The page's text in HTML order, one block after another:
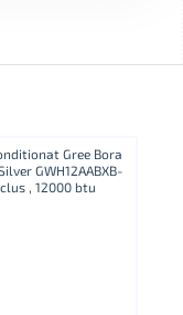
Gree Bora
GWH12AABXB-
, 12000 btu